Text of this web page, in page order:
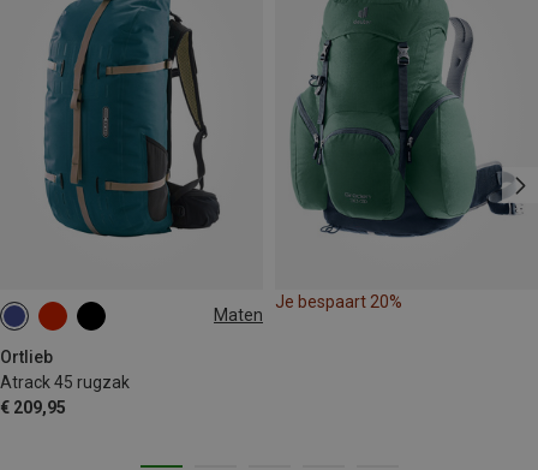
Maten
Ortlieb
Atrack 45 rugzak
€ 209,95
45L
Je bespaart 20%